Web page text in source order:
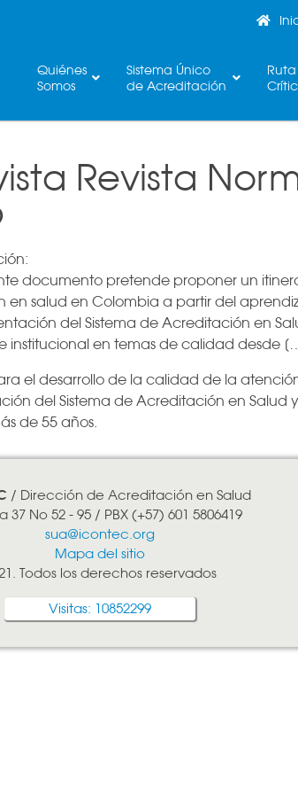
Quiénes
Somos
Sistema Único
de Acreditación
Ruta
Revista
documento pretende proponer un
en salud en Colombia a partir del
del Sistema de Acreditación en
institucional en temas de calidad desde
el desarrollo de la calidad de la
del Sistema de Acreditación en Salud
de 55 años.
/ Dirección de Acreditación en Salud
37 No 52 - 95 / PBX (+57) 601 5806419
sua@icontec.org
Mapa del sitio
Todos los derechos reservados
Visitas: 10852299